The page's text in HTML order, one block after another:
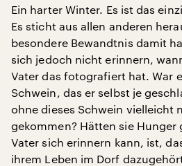
Ein harter Winter. Es ist das
Es sticht aus allen anderen
besondere Bewandtnis damit
sich jedoch nicht erinnern,
Vater das fotografiert hat. War
Schwein, das er selbst je
ohne dieses Schwein vielleicht
gekommen? Hätten sie Hunger
Vater sich erinnern kann, ist,
ihrem Leben im Dorf